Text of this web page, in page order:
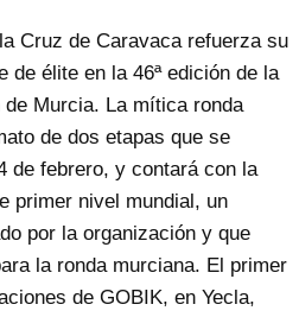
Cruz de Caravaca refuerza su
de élite en la 46ª edición de la
Murcia. La mítica ronda
de dos etapas que se
de febrero, y contará con la
primer nivel mundial, un
por la organización y que
la ronda murciana. El primer
de GOBIK, en Yecla,